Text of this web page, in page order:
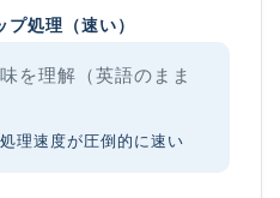
処理（速い）
を理解（英語のまま
理速度が圧倒的に速い